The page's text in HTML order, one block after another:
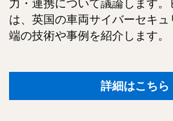
は、英国の車両サイバーセキ
端の技術や事例を紹介します。
詳細はこちら